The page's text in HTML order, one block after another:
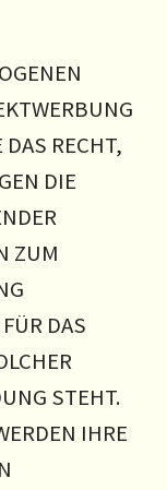
RECHT,
DIE
ZUM
DAS
STEHT.
IHRE